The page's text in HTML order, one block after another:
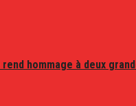
hommage à deux